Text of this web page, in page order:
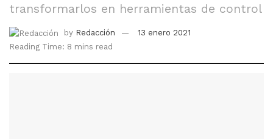
transformarlos en herramientas de control
by Redacción
13 enero 2021
Reading Time: 8 mins read